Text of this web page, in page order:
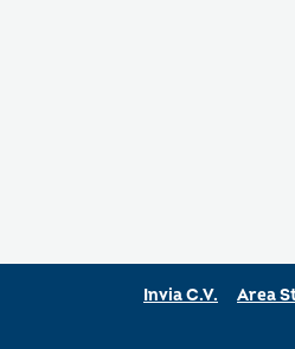
Invia C.V. Area